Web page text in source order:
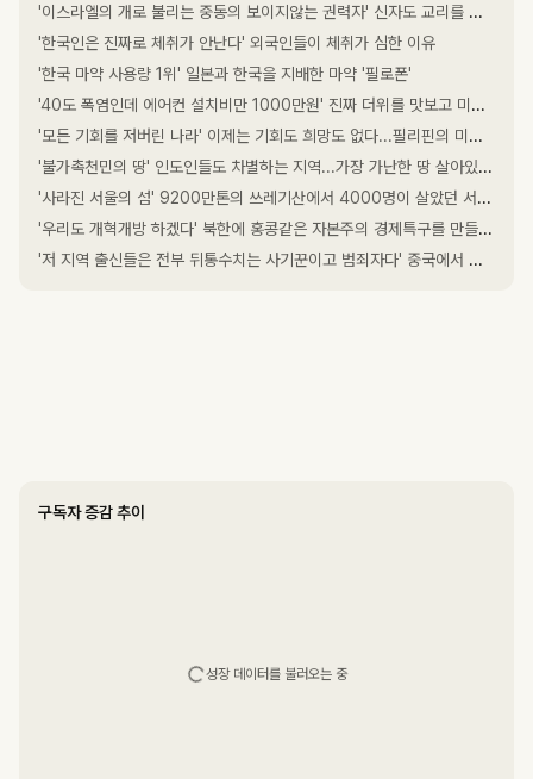
'이스라엘의 개로 불리는 중동의 보이지않는 권력자' 신자도 교리를 모르는 신비주의 종교 '드루즈교'
'한국인은 진짜로 체취가 안난다' 외국인들이 체취가 심한 이유
'한국 마약 사용량 1위' 일본과 한국을 지배한 마약 '필로폰'
'40도 폭염인데 에어컨 설치비만 1000만원' 진짜 더위를 맛보고 미쳐돌아가는 유럽...유럽에 에어컨이 없는 이유
'모든 기회를 저버린 나라' 이제는 기회도 희망도 없다...필리핀의 미래가 답도 없는 이유
'불가촉천민의 땅' 인도인들도 차별하는 지역...가장 가난한 땅 살아있는 지옥 '비하르'
'사라진 서울의 섬' 9200만톤의 쓰레기산에서 4000명이 살았던 서울의 쓰레기섬 '난지도'
'우리도 개혁개방 하겠다' 북한에 홍콩같은 자본주의 경제특구를 만들어라 '신의주특별행정구'
'저 지역 출신들은 전부 뒤통수치는 사기꾼이고 범죄자다' 중국에서 가장 멸시받고 차별받는 지역 '허난성'
구독자 증감 추이
성장 데이터를 불러오는 중